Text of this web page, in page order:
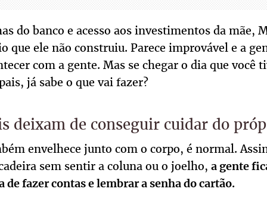
do banco e acesso aos investimentos da mãe,
que ele não construiu. Parece improvável e a
com a gente. Mas se chegar o dia que você
já sabe o que vai fazer?
deixam de conseguir cuidar do
envelhece junto com o corpo, é normal.
sem sentir a coluna ou o joelho, a gente
fazer contas e lembrar a senha do cartão.